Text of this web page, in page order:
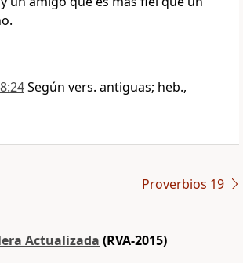
Según vers. antiguas; heb.,
Proverbios 19
Actualizada (RVA-2015)